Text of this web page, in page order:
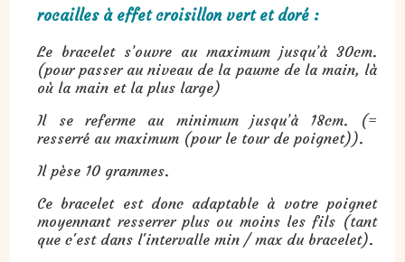
rocailles à effet croisillon vert et doré :
Le bracelet s’ouvre au maximum jusqu’à 30cm.
(pour passer au niveau de la paume de la main, là
où la main et la plus large)
Il se referme au minimum jusqu’à 18cm. (=
resserré au maximum (pour le tour de poignet)).
Il pèse 10 grammes.
Ce bracelet est donc adaptable à votre poignet
moyennant resserrer plus ou moins les fils (tant
que c'est dans l'intervalle min / max du bracelet).